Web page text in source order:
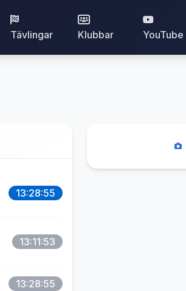
Tävlingar Klubbar YouTube
13:28:55
13:11:53
13:28:55